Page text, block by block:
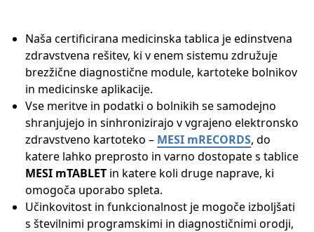
Naša certificirana medicinska tablica je edinstvena
zdravstvena rešitev, ki v enem sistemu združuje
brezžične diagnostične module, kartoteke bolnikov
in medicinske aplikacije.
Vse meritve in podatki o bolnikih se samodejno
shranjujejo in sinhronizirajo v vgrajeno elektronsko
zdravstveno kartoteko – MESI mRECORDS, do
katere lahko preprosto in varno dostopate s tablice
MESI mTABLET in katere koli druge naprave, ki
omogoča uporabo spleta.
Učinkovitost in funkcionalnost je mogoče izboljšati
s številnimi programskimi in diagnostičnimi orodji,